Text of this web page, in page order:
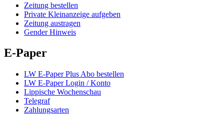
Zeitung bestellen
Private Kleinanzeige aufgeben
Zeitung austragen
Gender Hinweis
E-Paper
LW E-Paper Plus Abo bestellen
LW E-Paper Login / Konto
Lippische Wochenschau
Telegraf
Zahlungsarten